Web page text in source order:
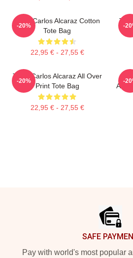
Tenis Carlos Alcaraz Cotton
Tote Bag
22,95 € - 27,55 €
-20% -
Tenis Carlos Alcaraz All Over
Print Tote Bag
22,95 € - 27,55 €
-20% -
SAFE
Pay with world's most popular